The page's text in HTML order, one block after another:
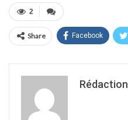
2
Share Facebook
Rédaction